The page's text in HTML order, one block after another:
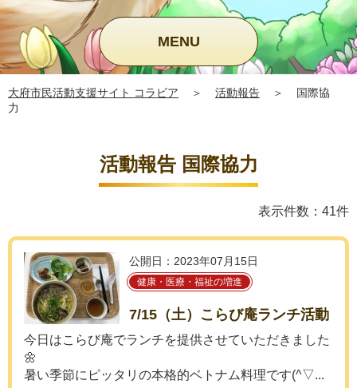
MENU
大府市民活動支援サイト コラビア ＞ 活動報告 ＞
国際協
力
活動報告 国際協力
表示件数：41件
公開日：2023年07月15日
健康・医療・福祉の増進
7/15（土）こらび庵ランチ活動
今日はこらび庵でランチを提供させていただきました
🌼
暑い季節にピッタリの本格的ベトナム料理です(^▽...